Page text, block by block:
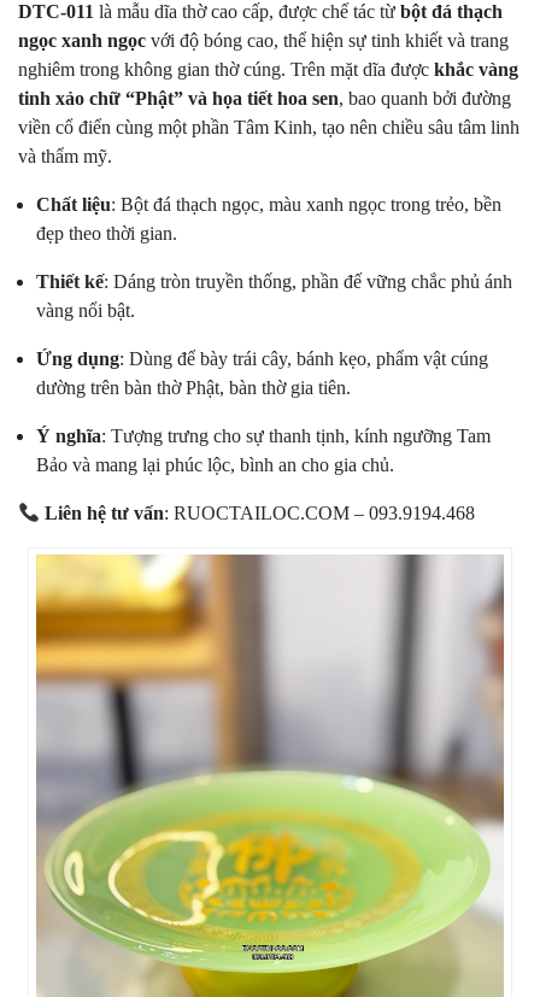
DTC-011 là mẫu dĩa thờcao cấp, được chế tác từ bột đá thạch
ngọc xanh ngọc với độ bóng cao, thể hiện sự tinh khiết và trang
nghiêm trong không gian thờcúng. Trên mặt dĩa được khắc vàng
tinh xảo chữ “Phật” và họa tiết hoa sen, bao quanh bởi đường
viền cổ điển cùng một phần Tâm Kinh, tạo nên chiều sâu tâm linh
và thẩm mỹ.
Chất liệu: Bột đá thạch ngọc, màu xanh ngọc trong trẻo, bền
đẹp theo thời gian.
Thiết kế: Dáng tròn truyền thống, phần đế vững chắc phủ ánh
vàng nổi bật.
Ứng dụng: Dùng để bày trái cây, bánh kẹo, phẩm vật cúng
dường trên bàn thờPhật, bàn thờ gia tiên.
Ý nghĩa: Tượng trưng cho sự thanh tịnh, kính ngưỡng Tam
Bảo và mang lại phúc lộc, bình an cho gia chủ.
Liênhệtưvấn:RUOCTAILOC.COM –093.9194.468